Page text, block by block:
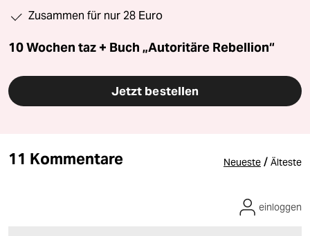
Zusammen für nur 28 Euro
10 Wochen taz + Buch „Autoritäre Rebellion“
Jetzt bestellen
11 Kommentare Neueste / Älteste
einloggen